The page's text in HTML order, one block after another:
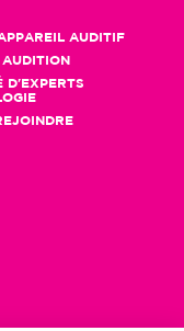
AUDITIF
D'EXPERTS